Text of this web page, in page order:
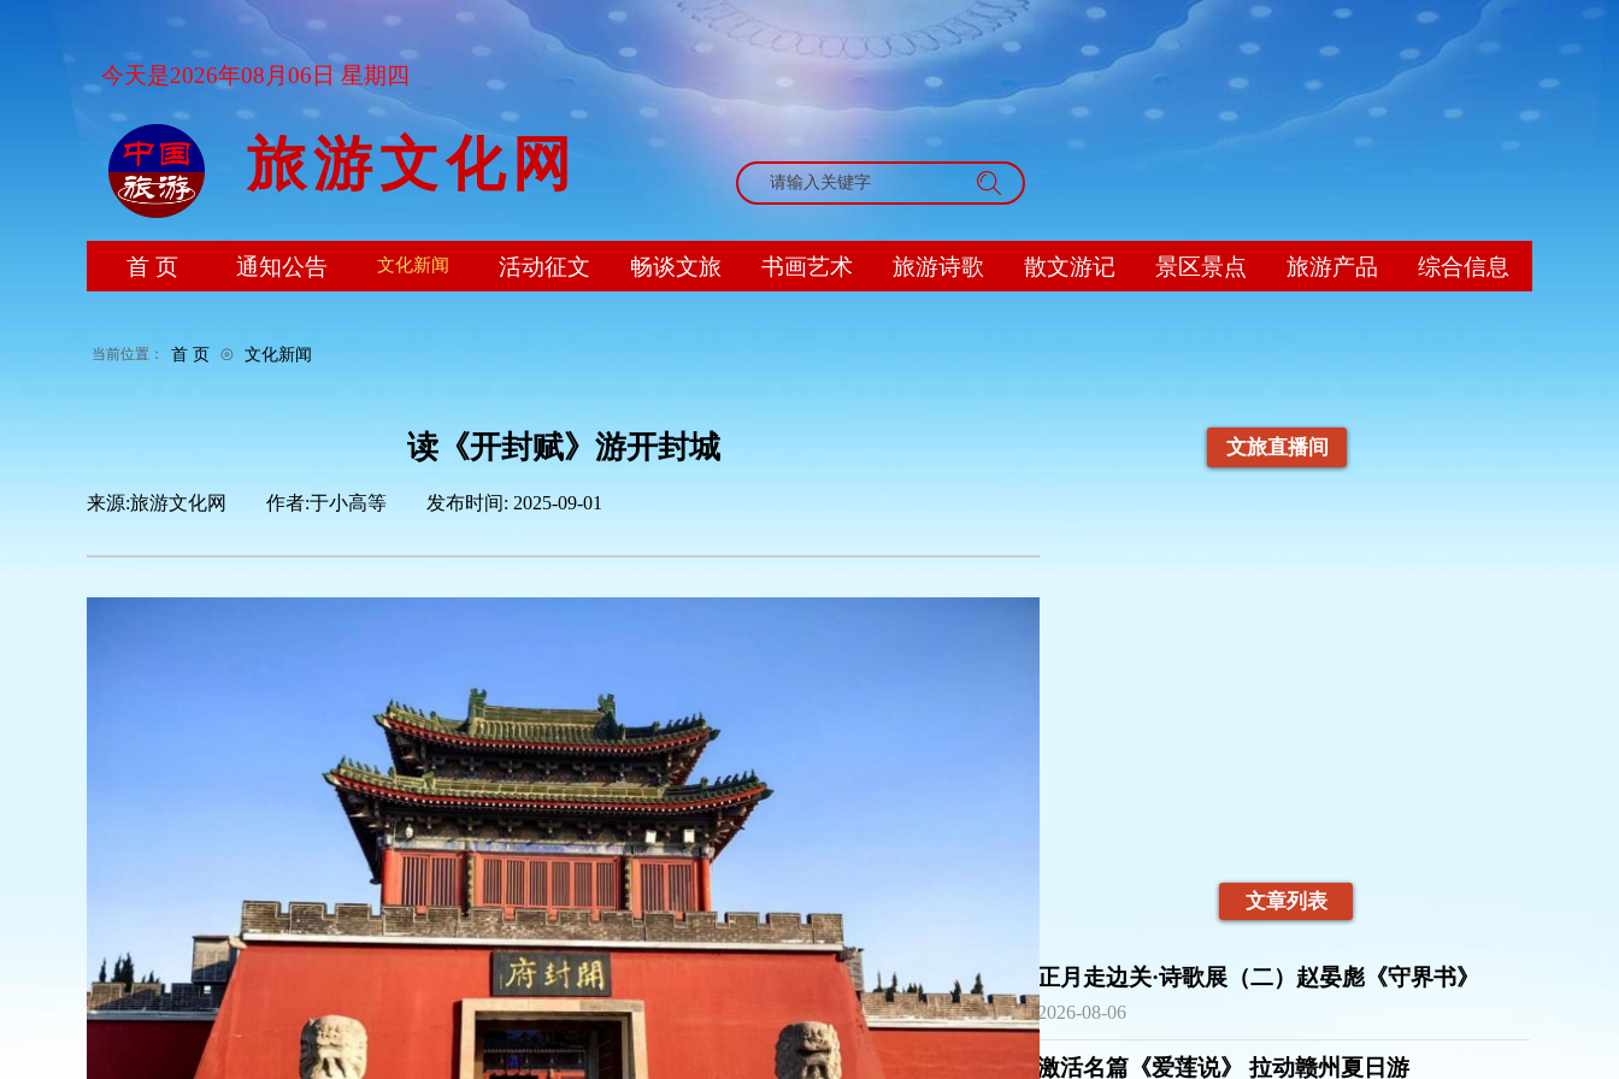
旅游文化网
首 页 ⊙ 文化新闻
当前位置：
搜索
首 页 通知公告 文化新闻 活动征文 畅谈文旅 书画艺术 旅游诗歌 散文游记 景区景点 旅游产品 综合信息
今天是2026年08月06日 星期四
读《开封赋》游开封城
来源:旅游文化网 作者:于小高等 发布时间: 2025-09-01
文旅直播间
文章列表
正月走边关·诗歌展（二）赵晏彪《守界书》
2026-08-06
激活名篇《爱莲说》 拉动赣州夏日游